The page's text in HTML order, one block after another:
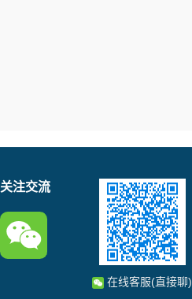
关注交流
在线客服(直接聊)